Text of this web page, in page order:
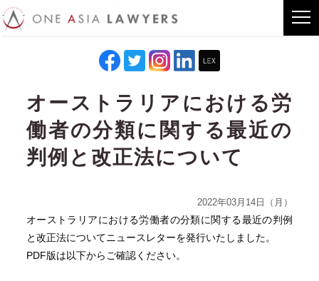
オーストラリアにおける労
働者の分類に関する最近の
判例と改正法について
2022年03月14日（月）
オーストラリアにおける労働者の分類に関する最近の判例
と改正法についてニュースレターを発行いたしました。
PDF版は以下からご確認ください。